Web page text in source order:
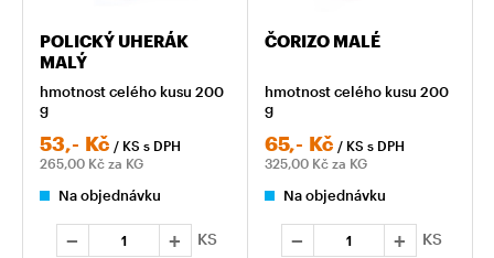
POLICKÝ UHERÁK
MALÝ
hmotnost celého kusu 200
g
53,- Kč / KS s DPH
265,00 Kč za KG
Na objednávku
KS
ČORIZO MALÉ
hmotnost celého kusu 200
g
65,- Kč / KS s DPH
325,00 Kč za KG
Na objednávku
KS